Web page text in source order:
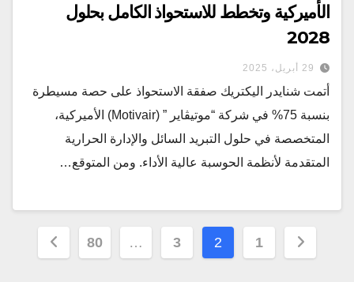
الأميركية وتخطط للاستحواذ الكامل بحلول
2028
29 أبريل، 2025
أتمت شنايدر اليكتريك صفقة الاستحواذ على حصة مسيطرة
بنسبة 75% في شركة “موتيڤاير ” (Motivair) الأميركية،
المتخصصة في حلول التبريد السائل والإدارة الحرارية
المتقدمة لأنظمة الحوسبة عالية الأداء. ومن المتوقع…
تعدد
1
2
3
…
80